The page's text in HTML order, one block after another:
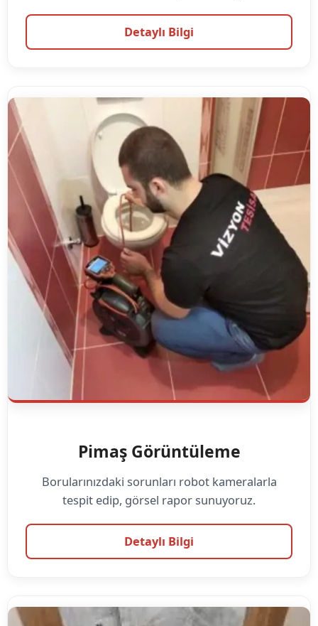
Detaylı Bilgi
Pimaş Görüntüleme
Borularınızdaki sorunları robot kameralarla
tespit edip, görsel rapor sunuyoruz.
Detaylı Bilgi